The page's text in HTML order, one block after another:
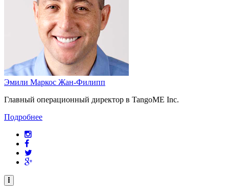
Эмили Маркос Жан-Филипп
Главный операционный директор в TangoME Inc.
Подробнее